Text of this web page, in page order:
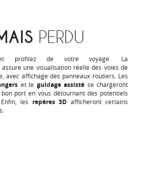
PERDU
et profitez de votre voyage. La
assure une visualisation réelle des voies de
avec affichage des panneaux routiers. Les
et le guidage assisté se chargeront
port en vous détournant des potentiels
les repères 3D afficheront certains